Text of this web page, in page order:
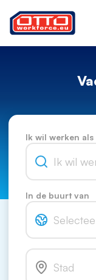
Ik wil werken als
In de buurt van